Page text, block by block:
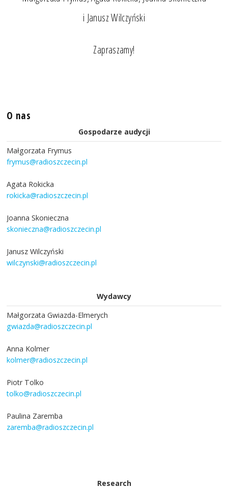
i Janusz Wilczyński
Zapraszamy!
O nas
Gospodarze audycji
Małgorzata Frymus
frymus@radioszczecin.pl
Agata Rokicka
rokicka@radioszczecin.pl
Joanna Skonieczna
skonieczna@radioszczecin.pl
Janusz Wilczyński
wilczynski@radioszczecin.pl
Wydawcy
Małgorzata Gwiazda-Elmerych
gwiazda@radioszczecin.pl
Anna Kolmer
kolmer@radioszczecin.pl
Piotr Tolko
tolko@radioszczecin.pl
Paulina Zaremba
zaremba@radioszczecin.pl
Research